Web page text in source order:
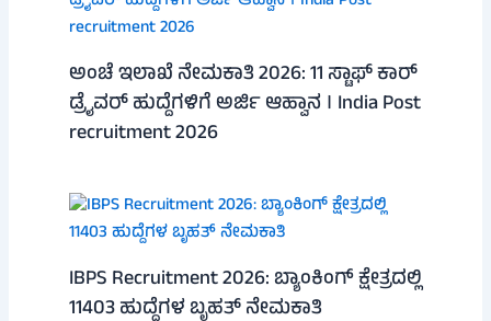
ಅಂಚೆ ಇಲಾಖೆ ನೇಮಕಾತಿ 2026: 11 ಸ್ಟಾಫ್ ಕಾರ್
ಡ್ರೈವರ್ ಹುದ್ದೆಗಳಿಗೆ ಅರ್ಜಿ ಆಹ್ವಾನ । India Post
recruitment 2026
IBPS Recruitment 2026: ಬ್ಯಾಂಕಿಂಗ್ ಕ್ಷೇತ್ರದಲ್ಲಿ
11403 ಹುದ್ದೆಗಳ ಬೃಹತ್ ನೇಮಕಾತಿ